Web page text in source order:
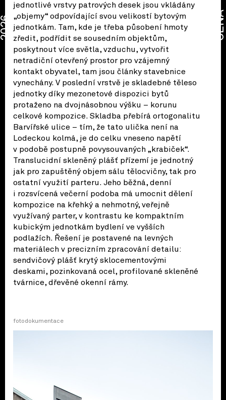
jednotlivé vrstvy patrových desek jsou vkládány
„objemy“ odpovídající svou velikostí bytovým
jednotkám. Tam, kde je třeba působení hmoty
zředit, podřídit se sousedním objektům,
poskytnout více světla, vzduchu, vytvořit
netradiční otevřený prostor pro vzájemný
kontakt obyvatel, tam jsou články stavebnice
vynechány. V poslední vrstvě je skladebné těleso
jednotky díky mezonetové dispozici bytů
protaženo na dvojnásobnou výšku – korunu
celkové kompozice. Skladba přebírá ortogonalitu
Barvířské ulice – tím, že tato ulička není na
Lodeckou kolmá, je do celku vneseno napětí
v podobě postupně povysouvaných „krabiček“.
Translucidní skleněný plášť přízemí je jednotný
jak pro zapuštěný objem sálu tělocvičny, tak pro
ostatní využití parteru. Jeho běžná, denní
i rozsvícená večerní podoba má umocnit dělení
kompozice na křehký a nehmotný, veřejně
využívaný parter, v kontrastu ke kompaktním
kubickým jednotkám bydlení ve vyšších
podlažích. Řešení je postavené na levných
materiálech v precizním zpracování detailu:
sendvičový plášť krytý sklocementovými
deskami, pozinkovaná ocel, profilované skleněné
tvárnice, dřevěné okenní rámy.
fotodokumentace
2026 CENA